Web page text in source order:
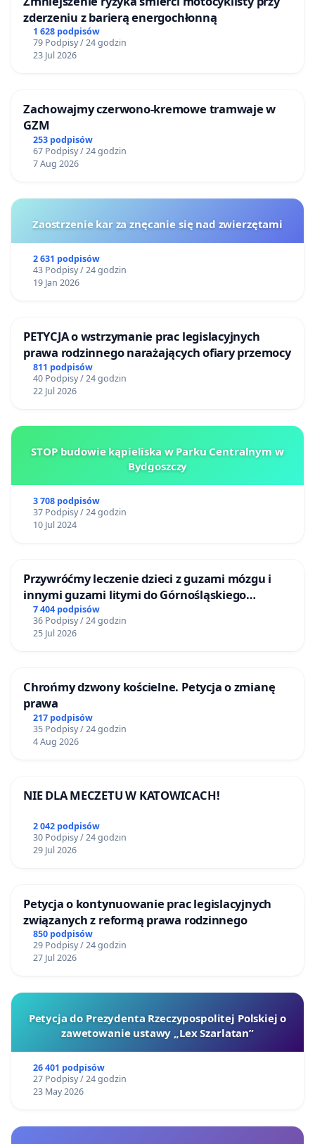
zderzeniu z barierą energochłonną
1 628 podpisów
79 Podpisy / 24 godzin
23 Jul 2026
Zachowajmy czerwono-kremowe tramwaje w
GZM
253 podpisów
67 Podpisy / 24 godzin
7 Aug 2026
Zaostrzenie kar za znęcanie się nad zwierzętami
2 631 podpisów
43 Podpisy / 24 godzin
19 Jan 2026
PETYCJA o wstrzymanie prac legislacyjnych
prawa rodzinnego narażających ofiary przemocy
811 podpisów
40 Podpisy / 24 godzin
22 Jul 2026
STOP budowie kąpieliska w Parku Centralnym w
Bydgoszczy
3 708 podpisów
37 Podpisy / 24 godzin
10 Jul 2024
Przywróćmy leczenie dzieci z guzami mózgu i
innymi guzami litymi do Górnośląskiego
Centrum Zdrowia Dziecka w Katowicach
7 404 podpisów
36 Podpisy / 24 godzin
25 Jul 2026
Chrońmy dzwony kościelne. Petycja o zmianę
prawa
217 podpisów
35 Podpisy / 24 godzin
4 Aug 2026
NIE DLA MECZETU W KATOWICACH!
2 042 podpisów
30 Podpisy / 24 godzin
29 Jul 2026
Petycja o kontynuowanie prac legislacyjnych
związanych z reformą prawa rodzinnego
850 podpisów
29 Podpisy / 24 godzin
27 Jul 2026
Petycja do Prezydenta Rzeczypospolitej Polskiej o
zawetowanie ustawy „Lex Szarlatan”
26 401 podpisów
27 Podpisy / 24 godzin
23 May 2026